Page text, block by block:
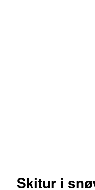
Skitur i